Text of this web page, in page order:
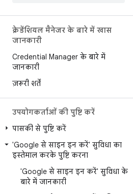
क्रेडेंशियल मैनेजर के बारे में खास
जानकारी
Credential Manager के बारे में
जानकारी
ज़रूरी शर्तें
उपयोगकर्ताओं की पुष्टि करें
पासकी से पुष्टि करें
'Google से साइन इन करें' सुविधा का
इस्तेमाल करके पुष्टि करना
'Google से साइन इन करें' सुविधा के
बारे में जानकारी